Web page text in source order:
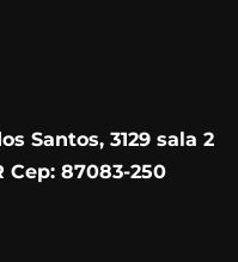
Santos, 3129 sala 2
Cep: 87083-250